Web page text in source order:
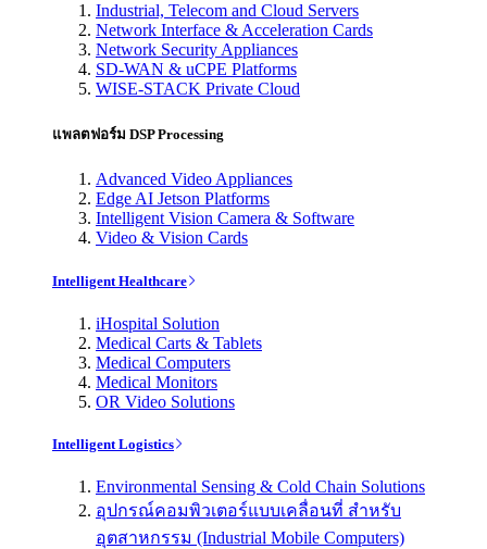
Industrial, Telecom and Cloud Servers
Network Interface & Acceleration Cards
Network Security Appliances
SD-WAN & uCPE Platforms
WISE-STACK Private Cloud
แพลตฟอร์ม DSP Processing
Advanced Video Appliances
Edge AI Jetson Platforms
Intelligent Vision Camera & Software
Video & Vision Cards
Intelligent Healthcare
iHospital Solution
Medical Carts & Tablets
Medical Computers
Medical Monitors
OR Video Solutions
Intelligent Logistics
Environmental Sensing & Cold Chain Solutions
อุปกรณ์คอมพิวเตอร์แบบเคลื่อนที่ สำหรับ
อุตสาหกรรม (Industrial Mobile Computers)